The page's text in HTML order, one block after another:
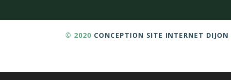
© 2020 CONCEPTION SITE INTERNET DIJON